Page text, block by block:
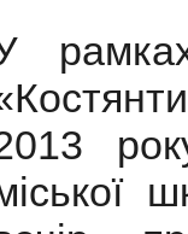
рамках